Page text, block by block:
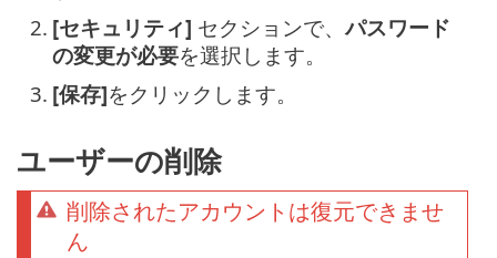
2. [セキュリティ] セクションで、パスワード
の変更が必要を選択します。
3. [保存]をクリックします。
ユーザーの削除
削除されたアカウントは復元できませ
ん